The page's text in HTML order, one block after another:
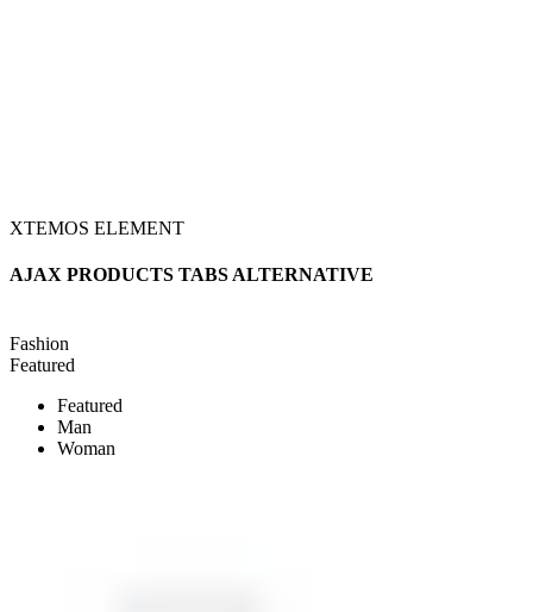
XTEMOS ELEMENT
AJAX PRODUCTS TABS ALTERNATIVE
Fashion
Featured
Featured
Man
Woman